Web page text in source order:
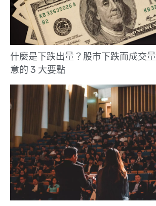
什麼是下跌出量？股市下跌而成交
意的 3 大要點